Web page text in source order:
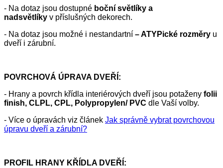
- Na dotaz jsou dostupné boční světlíky a
nadsvětlíky v příslušných dekorech.
- Na dotaz jsou možné i nestandartní – ATYPické rozměry u
dveří i zárubní.
POVRCHOVÁ ÚPRAVA DVEŘÍ:
- Hrany a povrch křídla interiérových dveří jsou potaženy folii
finish, CLPL, CPL, Polypropylen/ PVC dle Vaší volby.
- Více o úpravách viz článek Jak správně vybrat povrchovou
úpravu dveří a zárubní?
PROFIL HRANY KŘÍDLA DVEŘÍ: